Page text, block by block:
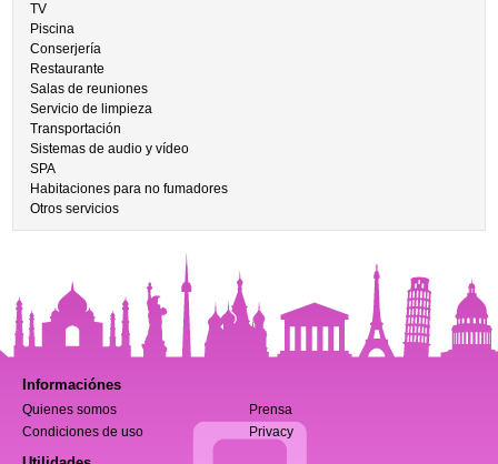
TV
Piscina
Conserjería
Restaurante
Salas de reuniones
Servicio de limpieza
Transportación
Sistemas de audio y vídeo
SPA
Habitaciones para no fumadores
Otros servicios
Informaciónes
Quienes somos
Prensa
Condiciones de uso
Privacy